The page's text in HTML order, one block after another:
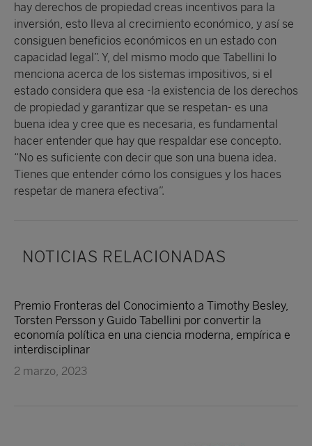
hay derechos de propiedad creas incentivos para la
inversión, esto lleva al crecimiento económico, y así se
consiguen beneficios económicos en un estado con
capacidad legal”. Y, del mismo modo que Tabellini lo
menciona acerca de los sistemas impositivos, si el
estado considera que esa -la existencia de los derechos
de propiedad y garantizar que se respetan- es una
buena idea y cree que es necesaria, es fundamental
hacer entender que hay que respaldar ese concepto.
“No es suficiente con decir que son una buena idea.
Tienes que entender cómo los consigues y los haces
respetar de manera efectiva”.
NOTICIAS RELACIONADAS
Premio Fronteras del Conocimiento a Timothy Besley,
Torsten Persson y Guido Tabellini por convertir la
economía política en una ciencia moderna, empírica e
interdisciplinar
2 marzo, 2023